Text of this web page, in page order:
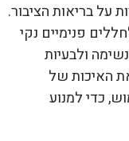
על בריאות הציבור.
פנימיים נקי
ולבעיות
האיכות של
כדי למנוע